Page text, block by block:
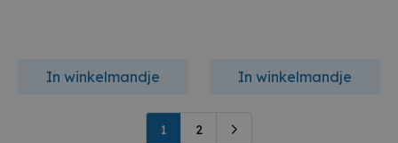
In winkelmandje In winkelmandje
1 2